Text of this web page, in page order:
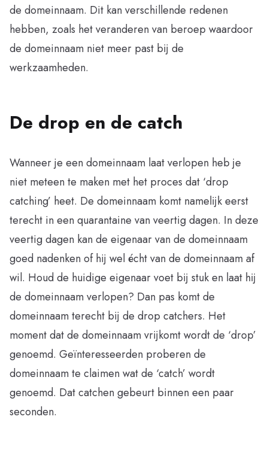
de domeinnaam. Dit kan verschillende redenen
hebben, zoals het veranderen van beroep waardoor
de domeinnaam niet meer past bij de
werkzaamheden.
De drop en de catch
Wanneer je een domeinnaam laat verlopen heb je
niet meteen te maken met het proces dat ‘drop
catching’ heet. De domeinnaam komt namelijk eerst
terecht in een quarantaine van veertig dagen. In deze
veertig dagen kan de eigenaar van de domeinnaam
goed nadenken of hij wel écht van de domeinnaam af
wil. Houd de huidige eigenaar voet bij stuk en laat hij
de domeinnaam verlopen? Dan pas komt de
domeinnaam terecht bij de drop catchers. Het
moment dat de domeinnaam vrijkomt wordt de ‘drop’
genoemd. Geïnteresseerden proberen de
domeinnaam te claimen wat de ‘catch’ wordt
genoemd. Dat catchen gebeurt binnen een paar
seconden.